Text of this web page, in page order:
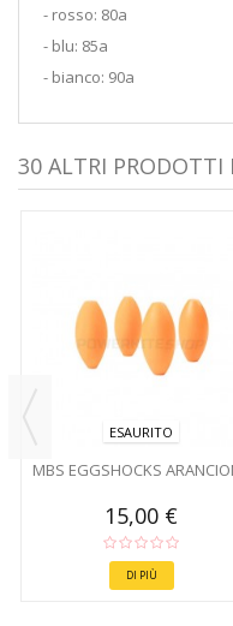
- rosso: 80a
- blu: 85a
- bianco: 90a
30 ALTRI PRODOTTI
ESAURITO
MBS EGGSHOCKS
15,00 €
DI PIÙ